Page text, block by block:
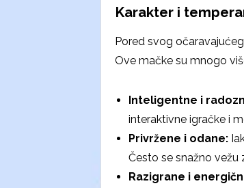
Karakter i
Pored svog
Ove mačke su mnogo
Inteligentne i
interaktivne igračke i
Privržene i odane:
Često se snažno vežu
Razigrane i